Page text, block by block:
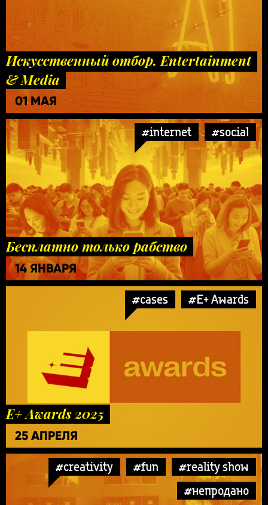
Искусственный отбор. Entertainment
& Media
01 МАЯ
#internet #social
Бесплатно только рабство
14 ЯНВАРЯ
#cases #E+ Awards
E+ Awards 2025
25 АПРЕЛЯ
#creativity #fun
#reality show
#непродано